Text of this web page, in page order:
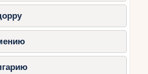
с мелководьем.
старый город для прогулок.
и зелёные зоны для
отдыха.